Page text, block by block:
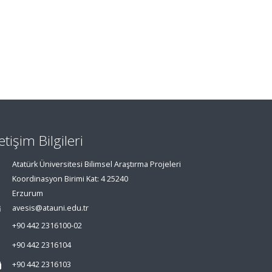
Bilgileri
Atatürk Üniversitesi Bilimsel Araştırma Projeleri
Koordinasyon Birimi Kat: 4 25240
Erzurum
avesis@atauni.edu.tr
+90 442 2316100-02
+90 442 2316104
+90 442 2316103